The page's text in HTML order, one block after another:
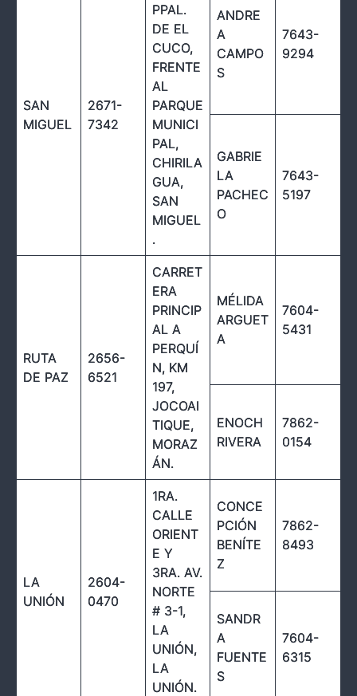
SAN
MIGUEL
2671-
7342
PPAL.
DE EL
CUCO,
FRENTE
AL
PARQUE
MUNICI
PAL,
CHIRILA
GUA,
SAN
MIGUEL
.
ANDRE
A
CAMPO
S
7643-
9294
GABRIE
LA
PACHEC
O
7643-
5197
RUTA
DE PAZ
2656-
6521
CARRET
ERA
PRINCIP
AL A
PERQUÍ
N, KM
197,
JOCOAI
TIQUE,
MORAZ
ÁN.
MÉLIDA
ARGUET
A
7604-
5431
ENOCH
RIVERA
7862-
0154
LA
UNIÓN
2604-
0470
1RA.
CALLE
ORIENT
E Y
3RA. AV.
NORTE
# 3-1,
LA
UNIÓN,
LA
UNIÓN.
CONCE
PCIÓN
BENÍTE
Z
7862-
8493
SANDR
A
FUENTE
S
7604-
6315